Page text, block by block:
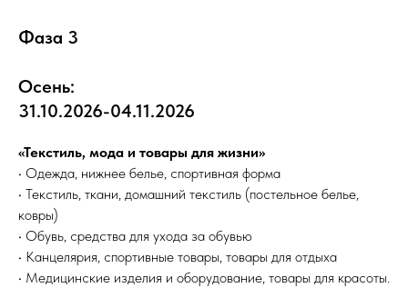
Фаза 3
Осень:
31.10.2026-04.11.2026
«Текстиль, мода и товары для жизни»
• Одежда, нижнее белье, спортивная форма
• Текстиль, ткани, домашний текстиль (постельное белье,
ковры)
• Обувь, средства для ухода за обувью
• Канцелярия, спортивные товары, товары для отдыха
• Медицинские изделия и оборудование, товары для красоты.